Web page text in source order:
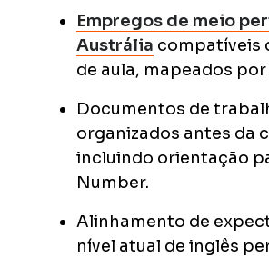
Empregos de meio
Austrália compatíveis
de aula, mapeados
Documentos de
organizados antes da
incluindo orientação
Number.
Alinhamento de
nível atual de inglês